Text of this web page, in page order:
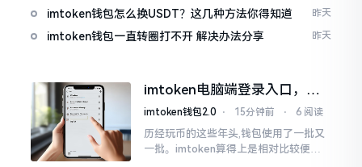
就懂了
imtoken钱包怎么换USDT？这几种方法你得知道 昨天
imtoken钱包一直转圈打不开 解决办法分享 昨天
imtoken电脑端登录入口，地
址在这里
imtoken钱包2.0 ⋅ 15分钟前 ⋅ 6 阅读
历经玩币的这些年头,钱包使用了一批又
一批。imtoken算得上是相对比较便于